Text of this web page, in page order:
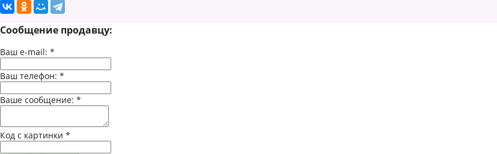
Сообщение продавцу:
Ваш e-mail: *
Ваш телефон: *
Ваше сообщение: *
Код с картинки *